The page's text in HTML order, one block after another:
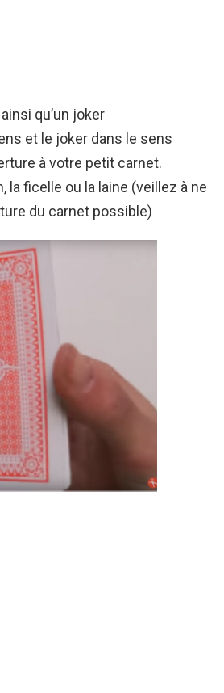
qu’un joker
et le joker dans le sens
à votre petit carnet.
ficelle ou la laine (veillez à ne
du carnet possible)